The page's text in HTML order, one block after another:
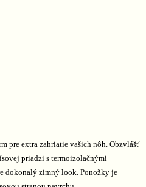
pre extra zahriatie vašich nôh. Obzvlášť
priadzi s termoizolačnými
dokonalý zimný look. Ponožky je